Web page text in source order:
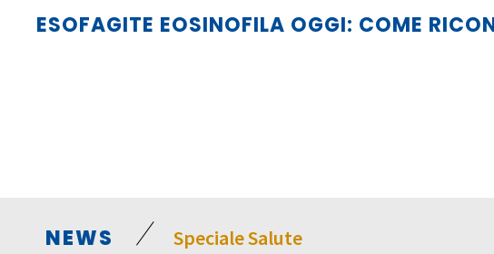
ESOFAGITE EOSINOFILA OGGI: COME
NEWS Speciale Salute